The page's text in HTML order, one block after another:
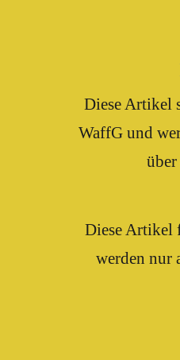
Diese Artikel
WaffG und
Diese Artikel
werden nur